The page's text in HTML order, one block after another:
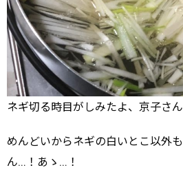
ネギ切る時目がしみたよ、京子さん
めんどいからネギの白いとこ以外
ん…！あゝ…！